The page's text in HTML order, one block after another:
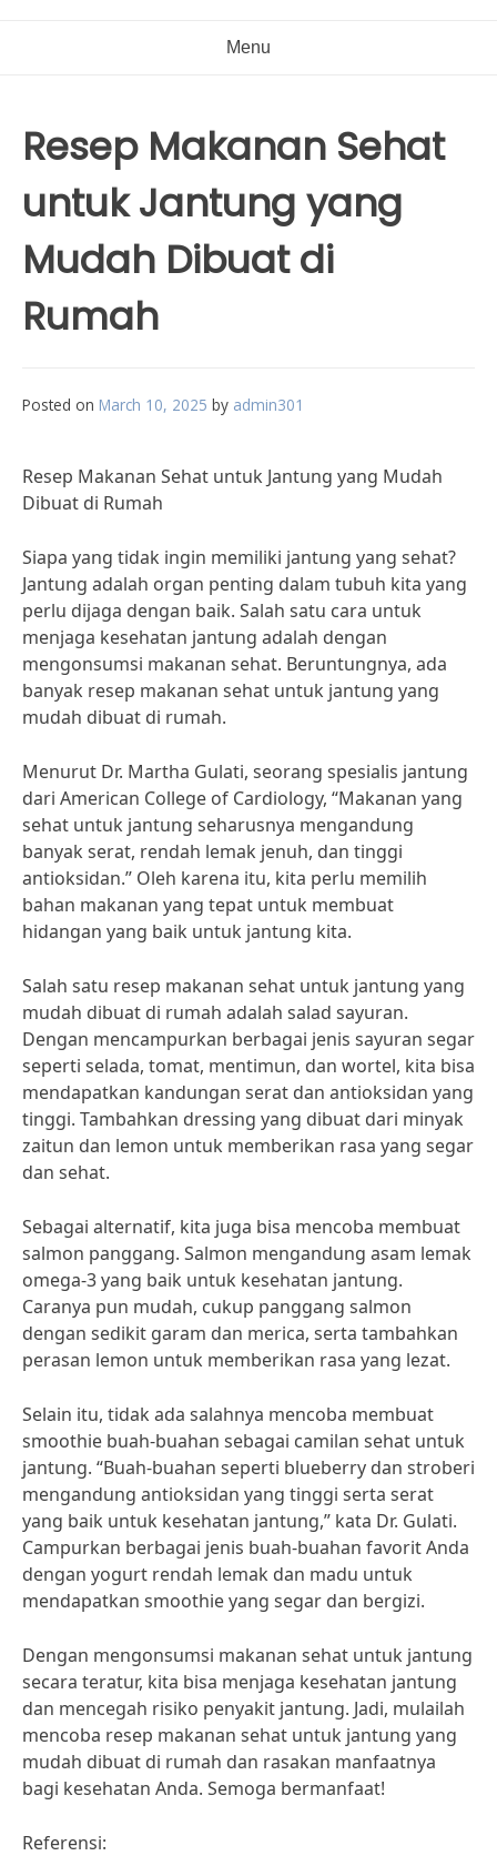
Menu
Resep Makanan Sehat
untuk Jantung yang
Mudah Dibuat di
Rumah
Posted on March 10, 2025 by admin301
Resep Makanan Sehat untuk Jantung yang Mudah
Dibuat di Rumah
Siapa yang tidak ingin memiliki jantung yang sehat?
Jantung adalah organ penting dalam tubuh kita yang
perlu dijaga dengan baik. Salah satu cara untuk
menjaga kesehatan jantung adalah dengan
mengonsumsi makanan sehat. Beruntungnya, ada
banyak resep makanan sehat untuk jantung yang
mudah dibuat di rumah.
Menurut Dr. Martha Gulati, seorang spesialis jantung
dari American College of Cardiology, “Makanan yang
sehat untuk jantung seharusnya mengandung
banyak serat, rendah lemak jenuh, dan tinggi
antioksidan.” Oleh karena itu, kita perlu memilih
bahan makanan yang tepat untuk membuat
hidangan yang baik untuk jantung kita.
Salah satu resep makanan sehat untuk jantung yang
mudah dibuat di rumah adalah salad sayuran.
Dengan mencampurkan berbagai jenis sayuran segar
seperti selada, tomat, mentimun, dan wortel, kita bisa
mendapatkan kandungan serat dan antioksidan yang
tinggi. Tambahkan dressing yang dibuat dari minyak
zaitun dan lemon untuk memberikan rasa yang segar
dan sehat.
Sebagai alternatif, kita juga bisa mencoba membuat
salmon panggang. Salmon mengandung asam lemak
omega-3 yang baik untuk kesehatan jantung.
Caranya pun mudah, cukup panggang salmon
dengan sedikit garam dan merica, serta tambahkan
perasan lemon untuk memberikan rasa yang lezat.
Selain itu, tidak ada salahnya mencoba membuat
smoothie buah-buahan sebagai camilan sehat untuk
jantung. “Buah-buahan seperti blueberry dan stroberi
mengandung antioksidan yang tinggi serta serat
yang baik untuk kesehatan jantung,” kata Dr. Gulati.
Campurkan berbagai jenis buah-buahan favorit Anda
dengan yogurt rendah lemak dan madu untuk
mendapatkan smoothie yang segar dan bergizi.
Dengan mengonsumsi makanan sehat untuk jantung
secara teratur, kita bisa menjaga kesehatan jantung
dan mencegah risiko penyakit jantung. Jadi, mulailah
mencoba resep makanan sehat untuk jantung yang
mudah dibuat di rumah dan rasakan manfaatnya
bagi kesehatan Anda. Semoga bermanfaat!
Referensi: